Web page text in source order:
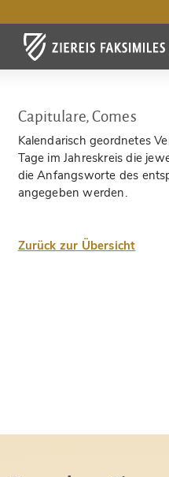
Capitulare, Comes
Kalendarisch geordnetes
Tage im Jahreskreis die
die Anfangsworte des
angegeben werden.
Zurück zur Übersicht